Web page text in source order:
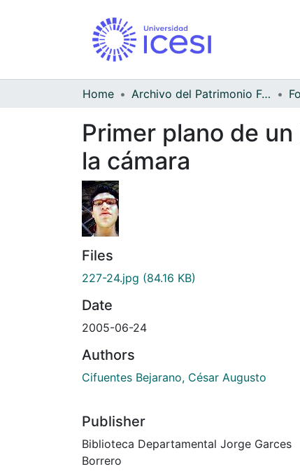
Home Archivo del Patrimonio Fotográfico y Fílmico del Valle del Cauca
Primer plano de
la cámara
Files
227-24.jpg (84.16 KB)
Date
2005-06-24
Authors
Cifuentes Bejarano, César Augusto
Publisher
Biblioteca Departamental Jorge Garces
Borrero